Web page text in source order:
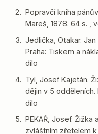
Popravčí kniha
Mareš, 1878. 64 s. ,
Jedlička, Otakar.
Praha: Tiskem a
dílo
Tyl, Josef Kajetán.
dějin v 5 odděleních.
dílo
PEKAŘ, Josef.
zvláštním zřetelem k